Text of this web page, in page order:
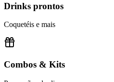
Drinks prontos
Coquetéis e mais
Combos & Kits